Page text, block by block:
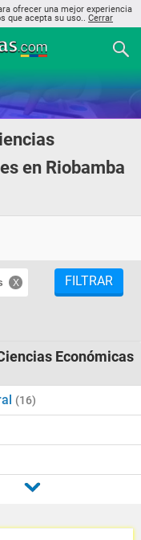
ofrecer una mejor experiencia
que acepta su uso.. Cerrar
en Riobamba
FILTRAR
Económicas
(16)